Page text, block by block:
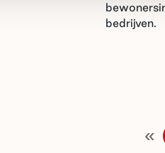
bedrijven.
«